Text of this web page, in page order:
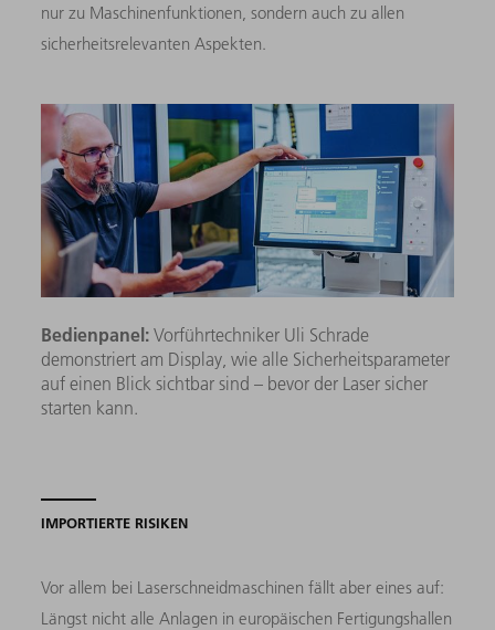
nur zu Maschinenfunktionen, sondern auch zu allen
sicherheitsrelevanten Aspekten.
Bedienpanel: Vorführtechniker Uli Schrade
demonstriert am Display, wie alle Sicherheitsparameter
auf einen Blick sichtbar sind – bevor der Laser sicher
starten kann.
IMPORTIERTE RISIKEN
Vor allem bei Laserschneidmaschinen fällt aber eines auf:
Längst nicht alle Anlagen in europäischen Fertigungshallen